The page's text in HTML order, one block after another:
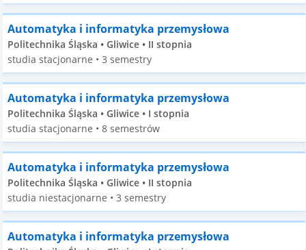
Automatyka i informatyka przemysłowa
Politechnika Śląska • Gliwice • II stopnia
studia stacjonarne • 3 semestry
Automatyka i informatyka przemysłowa
Politechnika Śląska • Gliwice • I stopnia
studia stacjonarne • 8 semestrów
Automatyka i informatyka przemysłowa
Politechnika Śląska • Gliwice • II stopnia
studia niestacjonarne • 3 semestry
Automatyka i informatyka przemysłowa